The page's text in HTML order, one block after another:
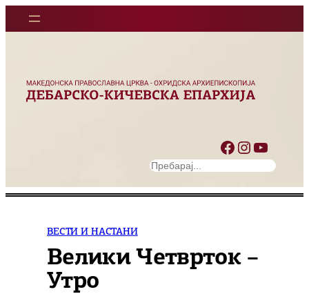
Facebook Instagram YouTube
S
a
h
ВЕСТИ И НАСТАНИ
Велики Четврток –
Утро